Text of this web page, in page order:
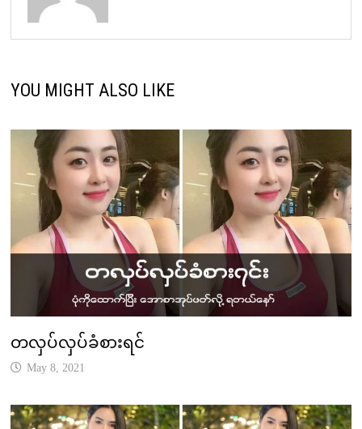
YOU MIGHT ALSO LIKE
တလှပ်လှပ်ခံစားရင်
May 8, 2021